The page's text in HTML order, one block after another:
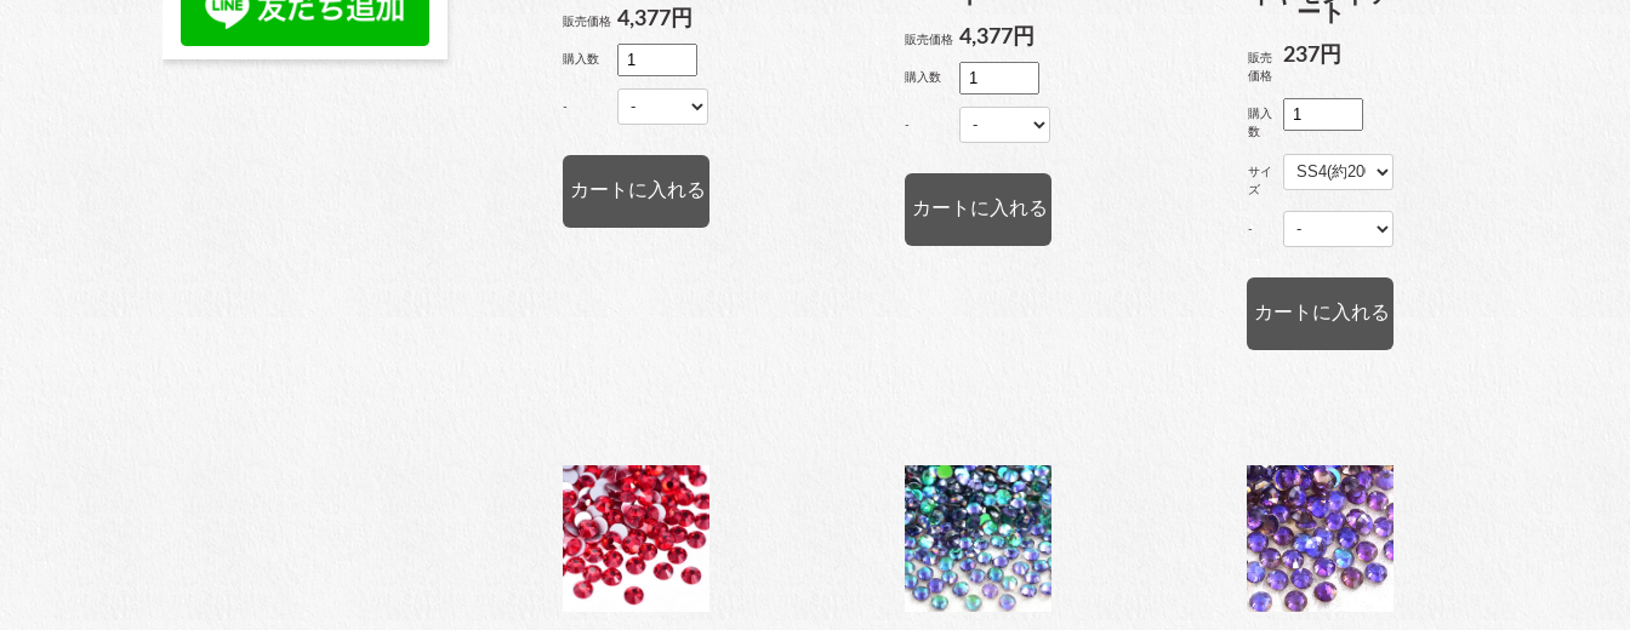
販売価格 4,377円
購入数
-
販売価格 4,377円
購入数
-
ート
販売
価格
237円
購入
数
サイ
ズ
-